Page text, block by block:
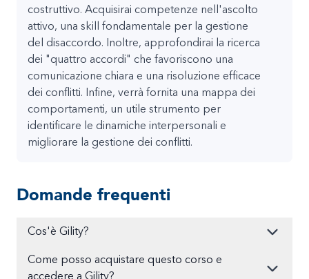
costruttivo. Acquisirai competenze nell'ascolto
attivo, una skill fondamentale per la gestione
del disaccordo. Inoltre, approfondirai la ricerca
dei "quattro accordi" che favoriscono una
comunicazione chiara e una risoluzione efficace
dei conflitti. Infine, verrà fornita una mappa dei
comportamenti, un utile strumento per
identificare le dinamiche interpersonali e
migliorare la gestione dei conflitti.
Domande frequenti
Cos'è Gility?
Come posso acquistare questo corso e
accedere a Gility?